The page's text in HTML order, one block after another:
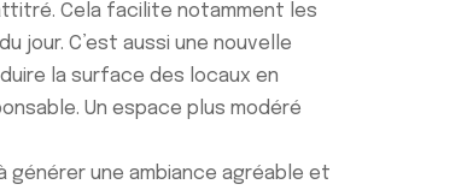
Cela facilite notamment les
jour. C’est aussi une nouvelle
la surface des locaux en
Un espace plus modéré
une ambiance agréable et